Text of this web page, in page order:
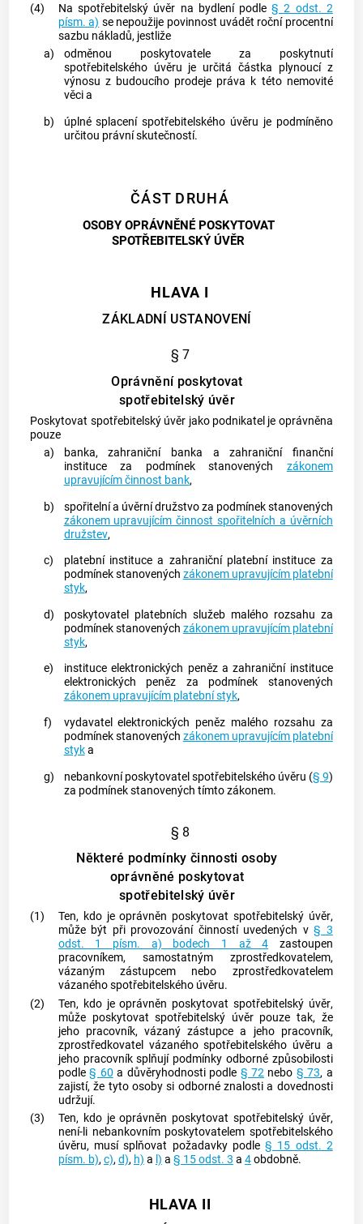
(4)
Naspotřebitelský úvěr na bydlení podle§ 2 odst. 2
písm. a) se nepoužije povinnost uvádět roční procentní
sazbu nákladů, jestliže
a)
odměnou poskytovateleza poskytnutí
spotřebitelského úvěru je určitá částka plynoucí z
výnosu z budoucího prodeje práva k této nemovité
věci a
b)
úplné splaceníspotřebitelského úvěru je podmíněno
určitou právní skutečností.
ČÁST DRUHÁ
OSOBY OPRÁVNĚNÉ POSKYTOVAT
SPOTŘEBITELSKÝ ÚVĚR
HLAVA I
ZÁKLADNÍ USTANOVENÍ
§ 7
Oprávnění poskytovat
spotřebitelský úvěr
Poskytovat spotřebitelský úvěr jako podnikatel je oprávněna
pouze
a)
banka, zahraniční banka a zahraniční finanční
instituce za podmínek stanovených zákonem
upravujícím činnost bank,
b)
spořitelní a úvěrní družstvo za podmínek stanovených
zákonem upravujícím činnost spořitelních a úvěrních
družstev,
c)
platební instituce a zahraniční platební instituce za
podmínek stanovených zákonem upravujícím platební
styk,
d)
poskytovatel
platebních služeb malého rozsahu za
podmínek stanovených zákonem upravujícím platební
styk,
e)
instituce elektronických peněz a zahraniční instituce
elektronických peněz za podmínek stanovených
zákonem upravujícím platební styk,
f)
vydavatel elektronických peněz malého rozsahu za
podmínek stanovených zákonem upravujícím platební
styka
g)
nebankovníposkytovatel spotřebitelského úvěru (§ 9)
za podmínek stanovených tímto zákonem.
§ 8
Některé podmínky činnosti osoby
oprávněné poskytovat
spotřebitelský úvěr
(1) Ten, kdo je oprávněn poskytovat spotřebitelský úvěr,
může být při provozování činností uvedených v§ 3
odst. 1 písm. a) bodech 1 až 4 zastoupen
pracovníkem, samostatným zprostředkovatelem,
vázaným zástupcem nebo zprostředkovatelem
vázaného spotřebitelského úvěru.
(2)
Ten, kdo je oprávněn poskytovat spotřebitelský úvěr,
může poskytovatspotřebitelský úvěrpouze tak, že
jeho pracovník,vázaný zástupce a jeho pracovník,
zprostředkovatel vázaného spotřebitelského úvěru a
jeho pracovníksplňují podmínkyodborné způsobilosti
podle§ 60 a důvěryhodnosti podle § 72 nebo § 73, a
zajistí, že tyto osoby si odborné znalosti a dovednosti
udržují.
(3)
Ten, kdo je oprávněn poskytovat spotřebitelský úvěr,
není-li nebankovním poskytovatelem spotřebitelského
úvěru, musí splňovat požadavky podle§ 15 odst. 2
písm. b),c),d), h) a l) a § 15 odst. 3 a 4obdobně.
HLAVA II